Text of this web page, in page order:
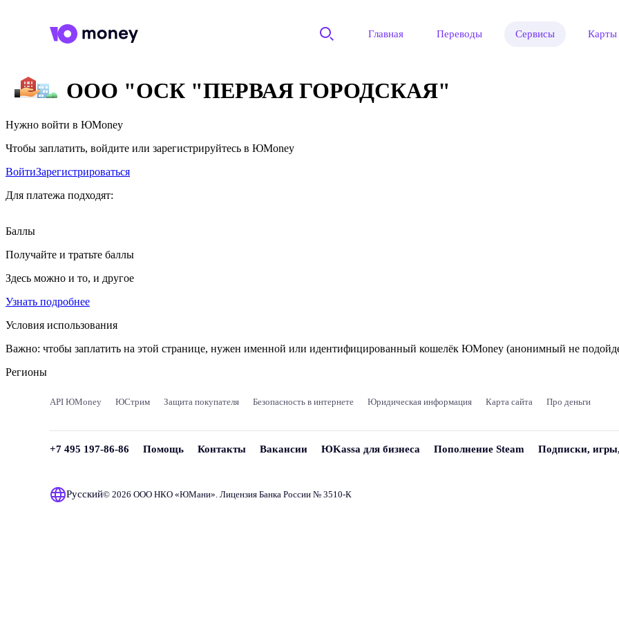
Главная Переводы Сервисы Карты
ООО "ОСК "ПЕРВАЯ ГОРОДСКАЯ"
Нужно войти в ЮMoney
Чтобы заплатить, войдите или зарегистрируйтесь в ЮMoney
ВойтиЗарегистрироваться
Для платежа подходят:
Баллы
Получайте и тратьте баллы
Здесь можно и то, и другое
Узнать подробнее
Условия использования
Важно: чтобы заплатить на этой странице, нужен именной или идентифицированный кошелёк ЮMoney (анонимный не
Регионы
API ЮMoney ЮСтрим Защита покупателя Безопасность в интернете Юридическая информация Карта сайта Про деньги
+7 495 197-86-86 Помощь Контакты Вакансии ЮKassa для бизнеса Пополнение Steam Подписки,
Русский© 2026 ООО НКО «ЮМани». Лицензия Банка России № 3510‑К